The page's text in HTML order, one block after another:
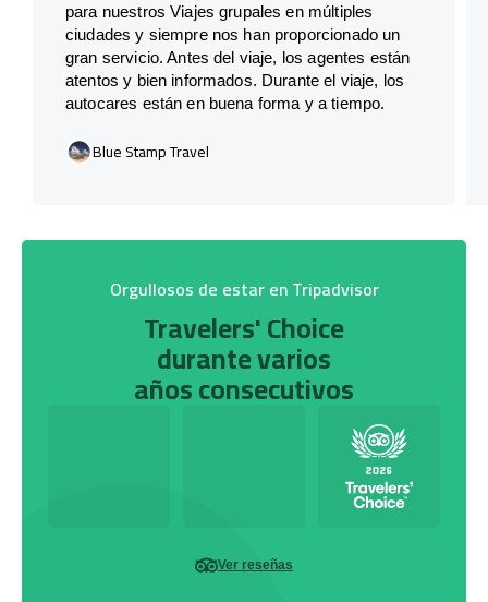
para nuestros Viajes grupales en múltiples
ciudades y siempre nos han proporcionado un
gran servicio. Antes del viaje, los agentes están
atentos y bien informados. Durante el viaje, los
autocares están en buena forma y a tiempo.
Blue Stamp Travel
Orgullosos de estar en Tripadvisor
Travelers' Choice
durante varios
años consecutivos
Ver reseñas